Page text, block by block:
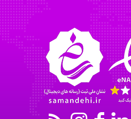
Tavan
akhtar shahsavandi